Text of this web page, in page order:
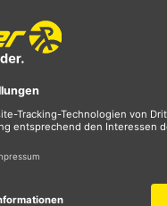
die ideale Wahl
und hohen Komfort
angenehmem
sorgt für exzellenten
Dadurch behältst
die Stöße effektiv
ideal für längere
sorgt für eine gute
Gleichzeitig